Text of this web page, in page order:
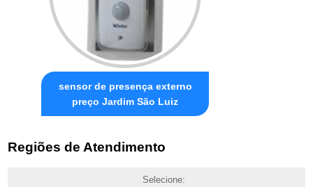
sensor de presença externo
preço Jardim São Luiz
Regiões de Atendimento
Selecione: